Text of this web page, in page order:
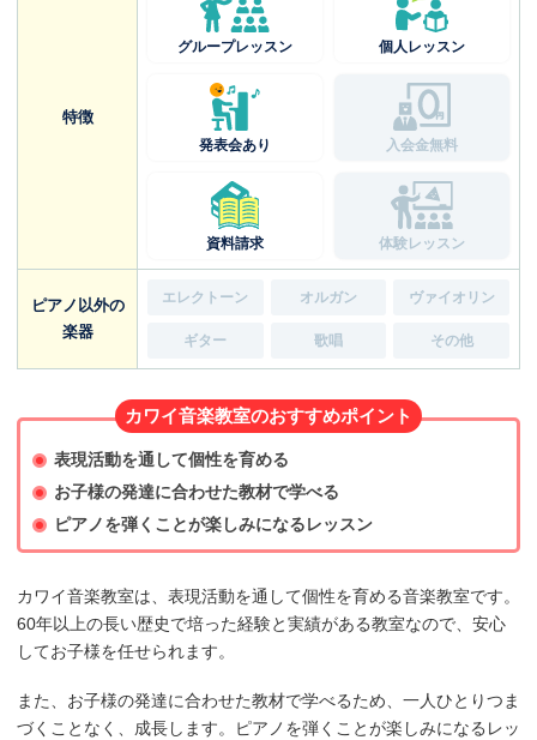
特徴
グループレッスン 個人レッスン
発表会あり 入会金無料
資料請求 体験レッスン
ピアノ以外の
楽器
エレクトーン オルガン ヴァイオリン
ギター 歌唱 その他
カワイ音楽教室のおすすめポイント
表現活動を通して個性を育める
お子様の発達に合わせた教材で学べる
ピアノを弾くことが楽しみになるレッスン
カワイ音楽教室は、表現活動を通して個性を育める音楽教室です。
60年以上の長い歴史で培った経験と実績がある教室なので、安心
してお子様を任せられます。
また、お子様の発達に合わせた教材で学べるため、一人ひとりつま
づくことなく、成長します。ピアノを弾くことが楽しみになるレッ